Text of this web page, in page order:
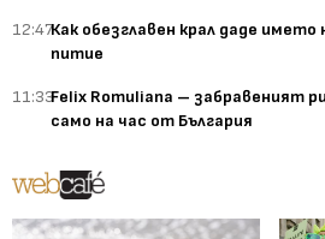
12:47Как обезглавен крал даде
питие
11:33Felix Romuliana – забравеният
само на час от България